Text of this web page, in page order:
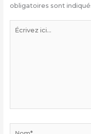
obligatoires sont
ici…